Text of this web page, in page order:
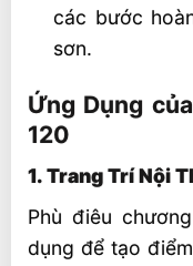
các bước
sơn.
Ứng Dụng
120
1. Trang Trí Nội
Phù điêu
dụng để tạo